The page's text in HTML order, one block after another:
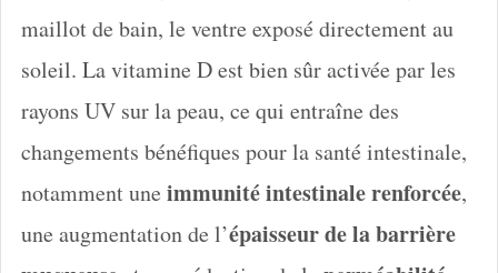
maillot de bain, le ventre exposé directement au
soleil. La vitamine D est bien sûr activée par les
rayons UV sur la peau, ce qui entraîne des
changements bénéfiques pour la santé intestinale,
notamment une immunité intestinale renforcée,
une augmentation de l’épaisseur de la barrière